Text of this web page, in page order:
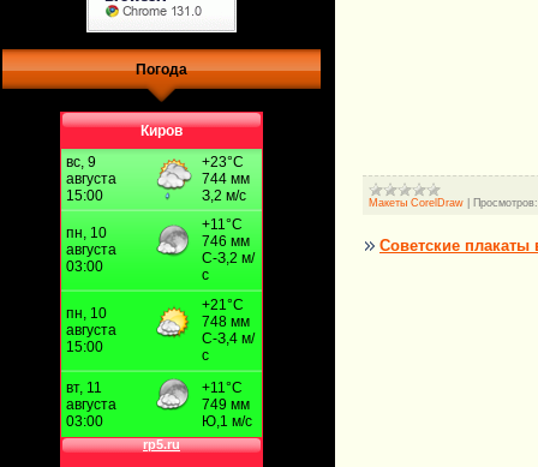
Погода
Киров
Макеты CorelDraw Просмотров:
Советские плакаты